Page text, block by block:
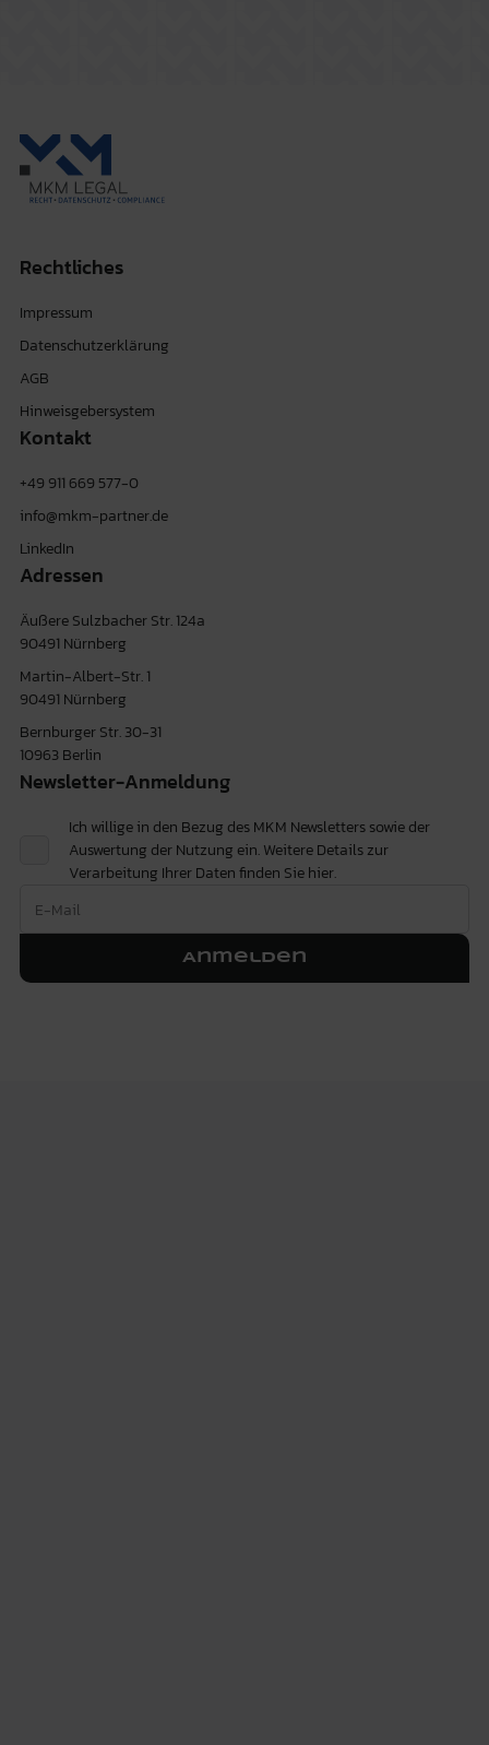
Rechtliches
Impressum
Datenschutzerklärung
AGB
Hinweisgebersystem
Kontakt
+49 911 669 577-0
info@mkm-partner.de
LinkedIn
Adressen
Äußere Sulzbacher Str. 124a
90491 Nürnberg
Martin-Albert-Str. 1
90491 Nürnberg
Bernburger Str. 30-31
10963 Berlin
Newsletter-Anmeldung
Ich willige in den Bezug des MKM Newsletters sowie der
Auswertung der Nutzung ein. Weitere Details zur
Verarbeitung Ihrer Daten finden Siehier.
Anmelden